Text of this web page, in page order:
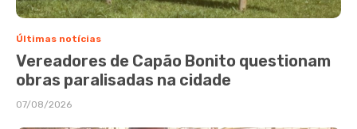
Últimas notícias
Vereadores de Capão Bonito questionam
obras paralisadas na cidade
07/08/2026